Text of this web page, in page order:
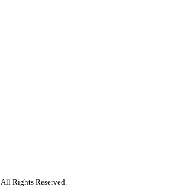
Rights Reserved.